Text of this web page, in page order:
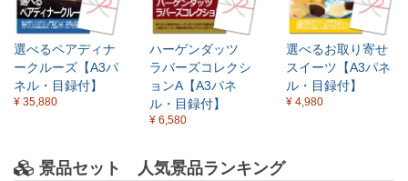
選べるペアディナ
ークルーズ【A3パ
ネル・目録付】
¥ 35,880
ハーゲンダッツ
ラバーズコレクシ
ョンA【A3パネ
ル・目録付】
¥ 6,580
選べるお取り寄せ
スイーツ【A3パネ
ル・目録付】
¥ 4,980
景品セット 人気景品ランキング